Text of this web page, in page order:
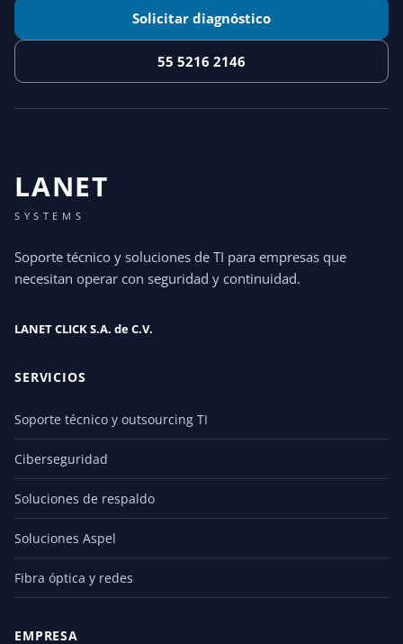
Solicitar diagnóstico
55 5216 2146
LANET
SYSTEMS
Soporte técnico y soluciones de TI para empresas que
necesitan operar con seguridad y continuidad.
LANET CLICK S.A. de C.V.
SERVICIOS
Soporte técnico y outsourcing TI
Ciberseguridad
Soluciones de respaldo
Soluciones Aspel
Fibra óptica y redes
EMPRESA